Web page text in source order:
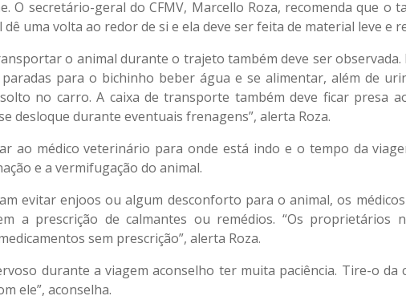
O secretário-geral do CFMV, Marcello Roza, recomenda que o
uma volta ao redor de si e ela deve ser feita de material leve e
o animal durante o trajeto também deve ser observada.
para o bichinho beber água e se alimentar, além de
no carro. A caixa de transporte também deve ficar presa
desloque durante eventuais frenagens”, alerta Roza.
ao médico veterinário para onde está indo e o tempo da
e a vermifugação do animal.
evitar enjoos ou algum desconforto para o animal, os
a prescrição de calmantes ou remédios. “Os proprietários
sem prescrição”, alerta Roza.
durante a viagem aconselho ter muita paciência. Tire-o da
ele”, aconselha.